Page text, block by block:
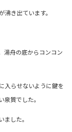
き出ています。
湯舟の底からコンコン
入らせないように鍵を
質でした。
した。